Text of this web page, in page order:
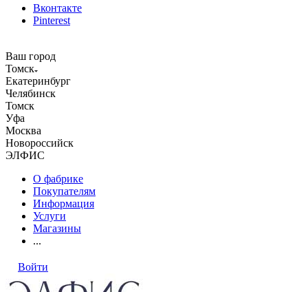
Вконтакте
Pinterest
Ваш город
Томск
Екатеринбург
Челябинск
Томск
Уфа
Москва
Новороссийск
ЭЛФИС
О фабрике
Покупателям
Информация
Услуги
Магазины
...
Войти